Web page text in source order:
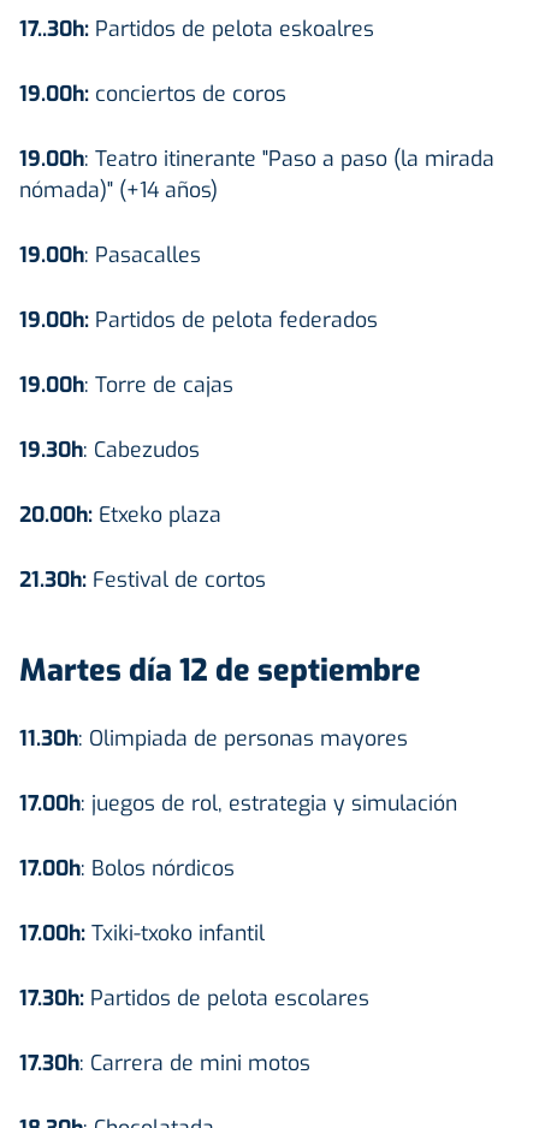
17..30h: Partidos de pelota eskoalres
19.00h: conciertos de coros
19.00h: Teatro itinerante "Paso a paso (la mirada
nómada)" (+14 años)
19.00h: Pasacalles
19.00h: Partidos de pelota federados
19.00h: Torre de cajas
19.30h: Cabezudos
20.00h: Etxeko plaza
21.30h: Festival de cortos
Martes día 12 de septiembre
11.30h: Olimpiada de personas mayores
17.00h: juegos de rol, estrategia y simulación
17.00h: Bolos nórdicos
17.00h: Txiki-txoko infantil
17.30h: Partidos de pelota escolares
17.30h: Carrera de mini motos